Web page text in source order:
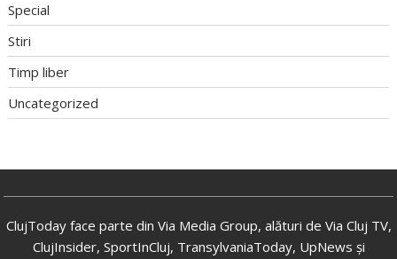
Special
Stiri
Timp liber
Uncategorized
ClujToday face parte din Via Media Group, alături de Via Cluj TV,
ClujInsider, SportInCluj, TransylvaniaToday, UpNews și